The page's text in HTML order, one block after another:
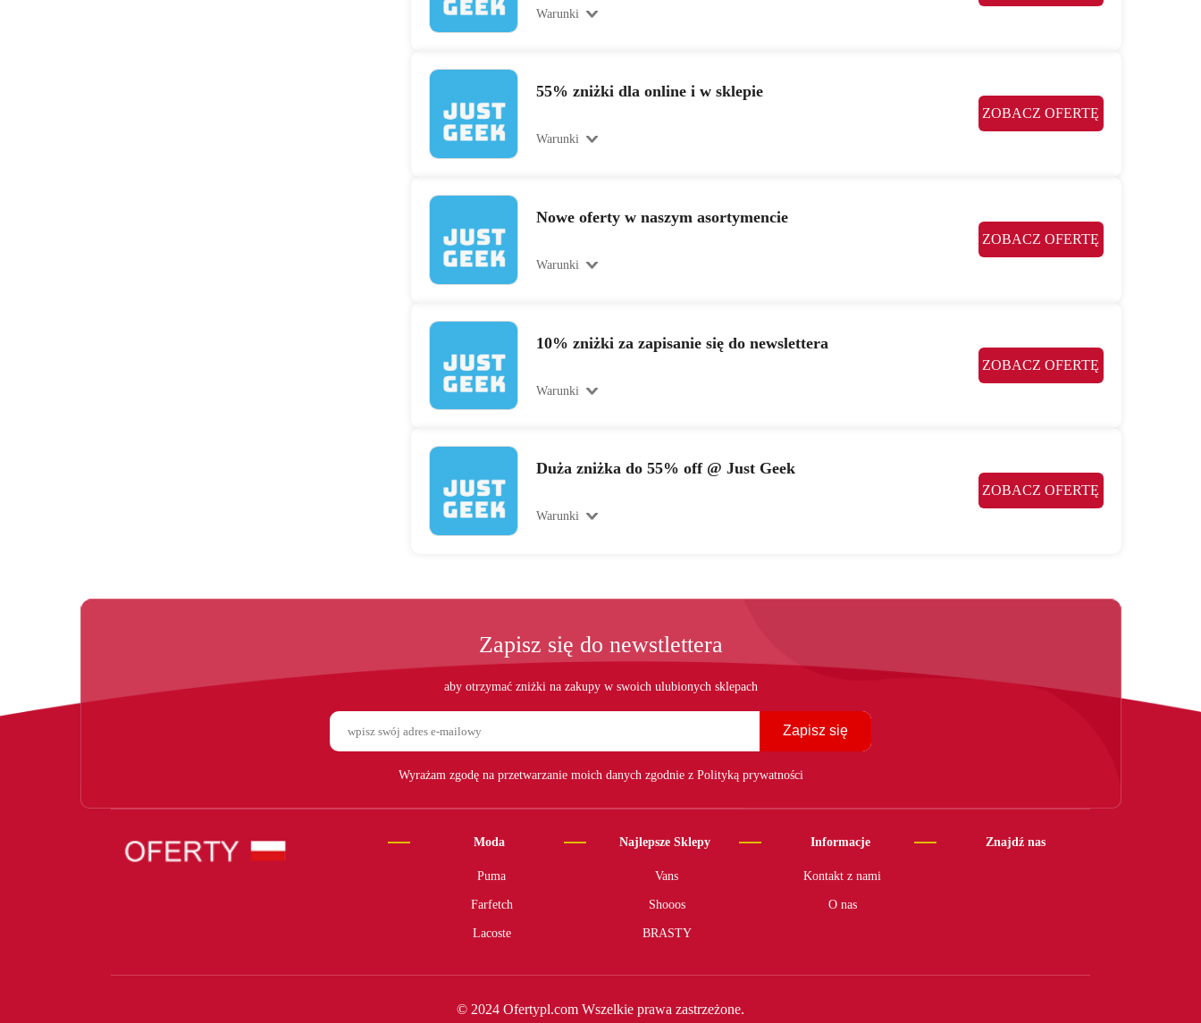
Warunki
55% zniżki dla online i w sklepie
ZOBACZ OFERTĘ
Warunki
Nowe oferty w naszym asortymencie
ZOBACZ OFERTĘ
Warunki
10% zniżki za zapisanie się do newslettera
ZOBACZ OFERTĘ
Warunki
Duża zniżka do 55% off @ Just Geek
ZOBACZ OFERTĘ
Warunki
Zapisz się do newstlettera
aby otrzymać zniżki na zakupy w swoich ulubionych sklepach
Zapisz się
Wyrażam zgodę na przetwarzanie moich danych zgodnie z Polityką prywatności
Moda
Puma
Farfetch
Lacoste
Najlepsze Sklepy
Vans
Shooos
BRASTY
Informacje
Kontakt z nami
O nas
Znajdź nas
© 2024 Ofertypl.com Wszelkie prawa zastrzeżone.